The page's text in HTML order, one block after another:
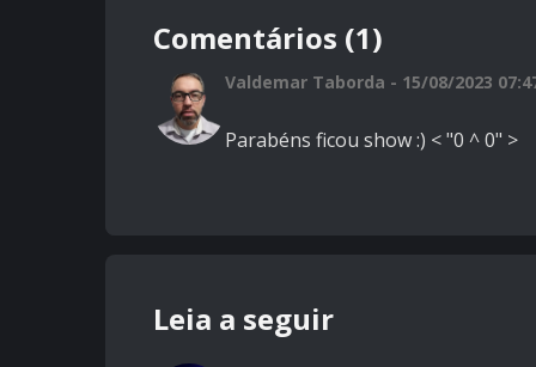
Comentários (1)
Valdemar Taborda - 15/08/2023
Parabéns ficou show :) < "0 ^ 0" >
Leia a seguir